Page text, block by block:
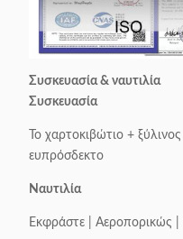
Συσκευασία & ναυτιλία
Συσκευασία
Το χαρτοκιβώτιο +
ευπρόσδεκτο
Ναυτιλία
Εκφράστε | Αεροπορικώς